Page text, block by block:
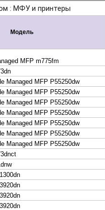
Леком
копиры
и принтеры KYOCERA
и МФУ и факсы Brother
и МФУ Oce